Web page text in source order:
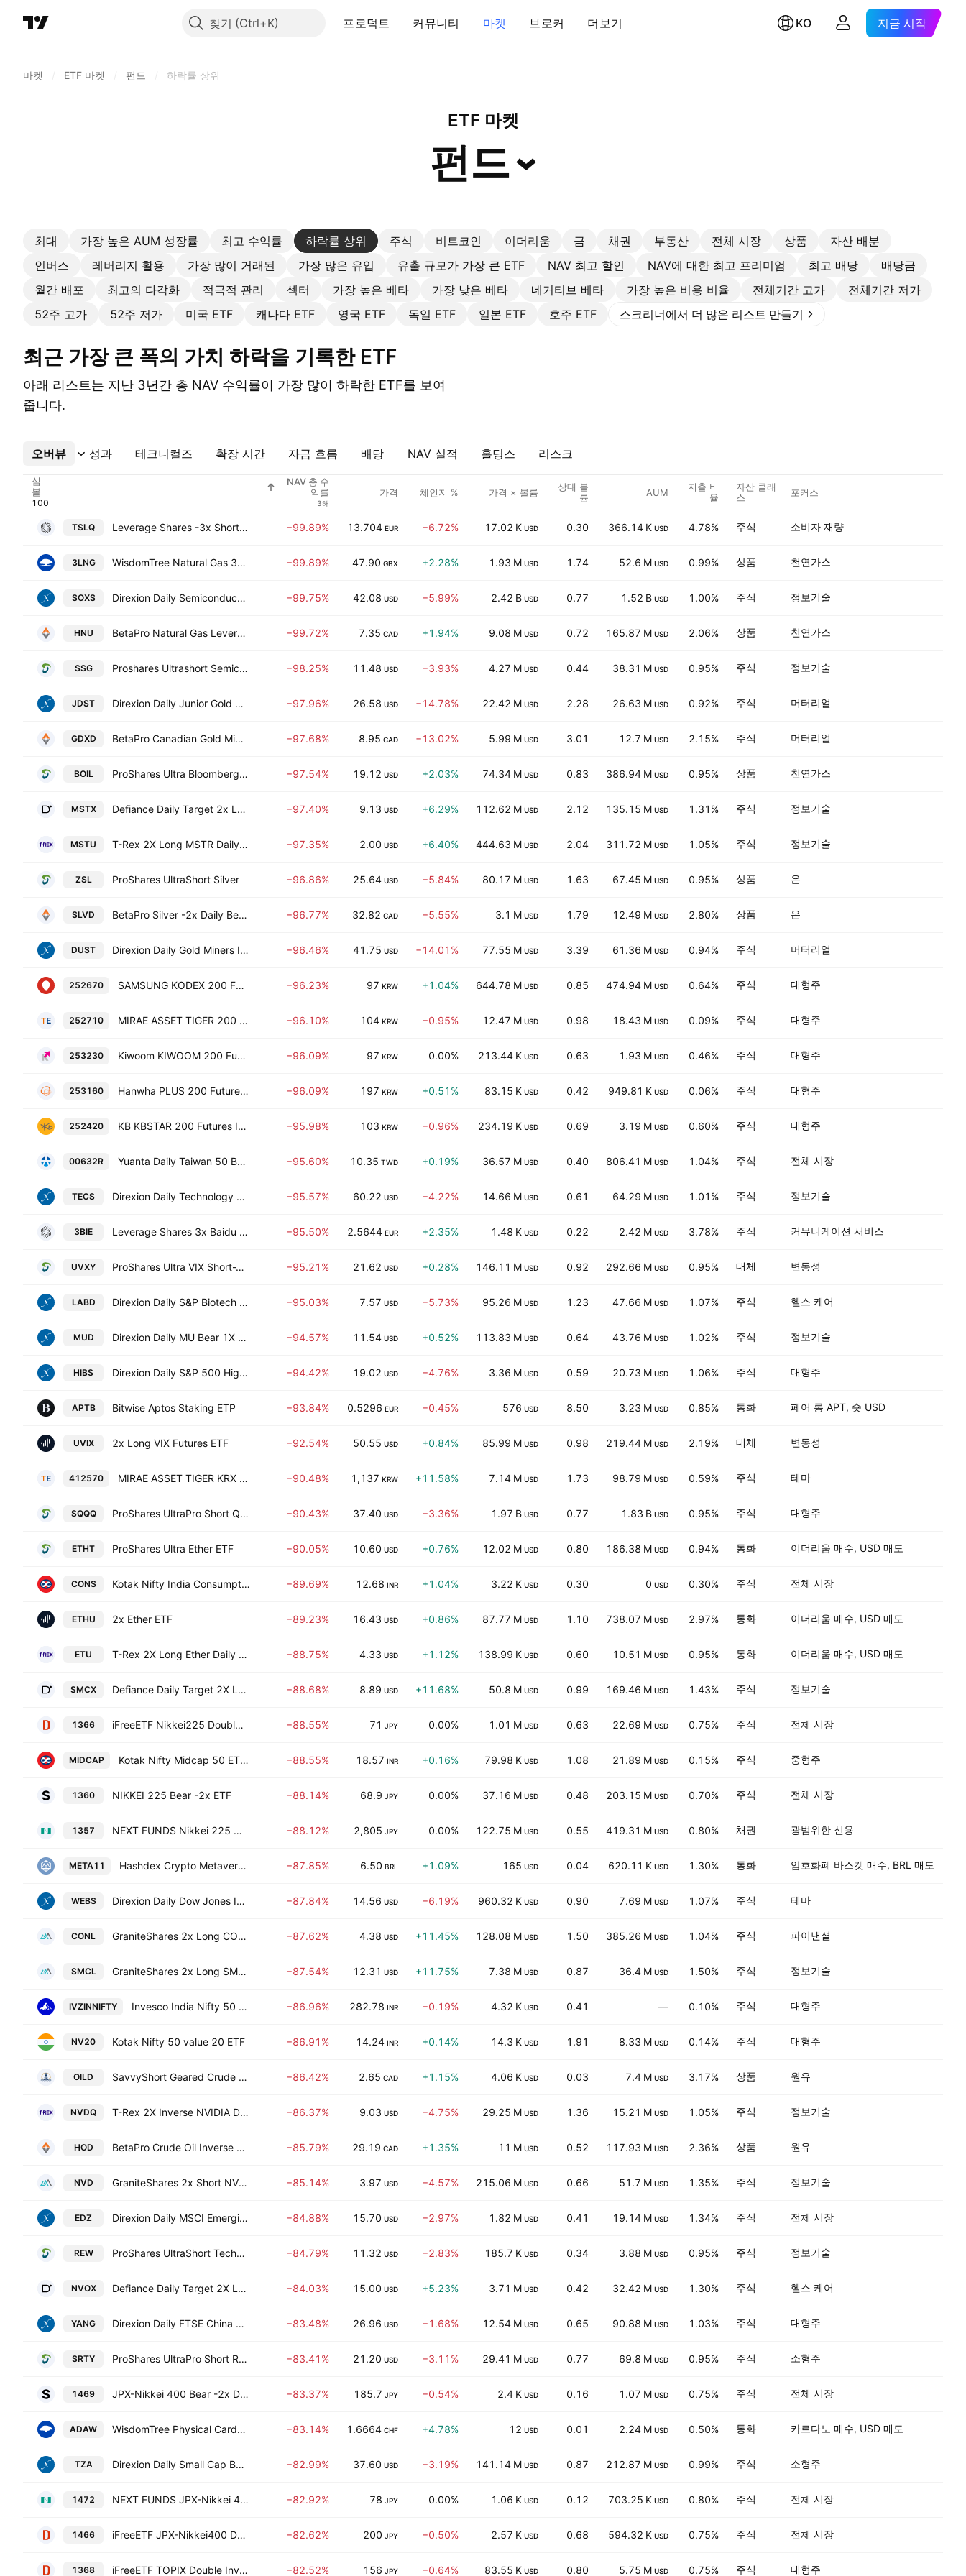
찾기 프로덕트 커뮤니티 마켓 브로커 더보기 KO 지금 시작
마켓 ETF 마켓 펀드 하락률 상위
ETF 마켓
펀드
최대 가장 높은 AUM 성장률 최고 수익률 하락률 상위 주식 비트코인 이더리움 금 채권 부동산 전체 시장 상품
자산 배분
인버스
레버리지 활용 가장 많이 거래된 가장 많은 유입 유출 규모가 가장 큰 ETF NAV 최고 할인 NAV에 대한 최고 프리미엄 최고 배당
배당금
월간 배포
최고의 다각화 적극적 관리 섹터 가장 높은 베타 가장 낮은 베타 네거티브 베타 가장 높은 비용 비율 전체기간 고가
전체기간 저가
52주 고가
52주 저가 미국 ETF 캐나다 ETF 영국 ETF 독일 ETF 일본 ETF 호주 ETF 스크리너에서 더 많은 리스트 만들기
최근 가장 큰 폭의 가치 하락을 기록한 ETF
아래 리스트는 지난 3년간 총 NAV 수익률이 가장 많이 하락한 ETF를 보여
줍니다.
오버뷰 성과 테크니컬즈 확장 시간 자금 흐름 배당 NAV 실적 홀딩스 리스크
더보기
심
볼
NAV 총 수
익률
3해
가격 체인지 % 가격 × 볼륨
상대 볼
륨
AUM
지출 비
율
자산 클래
스
포커스
TSLQ Leverage Shares -3x Short Tesla ETP −99.89% 13.704 EUR −6.72% 17.02 K USD 0.30 366.14 K USD 4.78% 주식 소비자 재량
3LNG WisdomTree Natural Gas 3x Daily Leveraged −99.89% 47.90 GBX +2.28% 1.93 M USD 1.74 52.6 M USD 0.99% 상품 천연가스
SOXS Direxion Daily Semiconductor Bear 3X ETF −99.75% 42.08 USD −5.99% 2.42 B USD 0.77 1.52 B USD 1.00% 주식 정보기술
HNU BetaPro Natural Gas Leveraged Daily Bull ETF −99.72% 7.35 CAD +1.94% 9.08 M USD 0.72 165.87 M USD 2.06% 상품 천연가스
SSG Proshares Ultrashort Semiconductors −98.25% 11.48 USD −3.93% 4.27 M USD 0.44 38.31 M USD 0.95% 주식 정보기술
JDST Direxion Daily Junior Gold Miners Index Bear 2X ETF −97.96% 26.58 USD −14.78% 22.42 M USD 2.28 26.63 M USD 0.92% 주식 머터리얼
GDXD BetaPro Canadian Gold Miners -2x Daily Bear ETF −97.68% 8.95 CAD −13.02% 5.99 M USD 3.01 12.7 M USD 2.15% 주식 머터리얼
BOIL ProShares Ultra Bloomberg Natural Gas −97.54% 19.12 USD +2.03% 74.34 M USD 0.83 386.94 M USD 0.95% 상품 천연가스
MSTX Defiance Daily Target 2x Long MSTR ETF −97.40% 9.13 USD +6.29% 112.62 M USD 2.12 135.15 M USD 1.31% 주식 정보기술
MSTU T-Rex 2X Long MSTR Daily Target ETF −97.35% 2.00 USD +6.40% 444.63 M USD 2.04 311.72 M USD 1.05% 주식 정보기술
ZSL ProShares UltraShort Silver −96.86% 25.64 USD −5.84% 80.17 M USD 1.63 67.45 M USD 0.95% 상품 은
SLVD BetaPro Silver -2x Daily Bear ETF −96.77% 32.82 CAD −5.55% 3.1 M USD 1.79 12.49 M USD 2.80% 상품 은
DUST Direxion Daily Gold Miners Index Bear 2X ETF −96.46% 41.75 USD −14.01% 77.55 M USD 3.39 61.36 M USD 0.94% 주식 머터리얼
252670 SAMSUNG KODEX 200 Futures Inverse 2x ETF −96.23% 97 KRW +1.04% 644.78 M USD 0.85 474.94 M USD 0.64% 주식 대형주
252710 MIRAE ASSET TIGER 200 Futures Inverse 2x ETF −96.10% 104 KRW −0.95% 12.47 M USD 0.98 18.43 M USD 0.09% 주식 대형주
253230 Kiwoom KIWOOM 200 Futures Inverse 2X ETF Units −96.09% 97 KRW 0.00% 213.44 K USD 0.63 1.93 M USD 0.46% 주식 대형주
253160 Hanwha PLUS 200 Futures Inverse 2X ETF −96.09% 197 KRW +0.51% 83.15 K USD 0.42 949.81 K USD 0.06% 주식 대형주
252420 KB KBSTAR 200 Futures Inverse 2X ETF −95.98% 103 KRW −0.96% 234.19 K USD 0.69 3.19 M USD 0.60% 주식 대형주
00632R Yuanta Daily Taiwan 50 Bear -1X ETF −95.60% 10.35 TWD +0.19% 36.57 M USD 0.40 806.41 M USD 1.04% 주식 전체 시장
TECS Direxion Daily Technology Bear 3X ETF −95.57% 60.22 USD −4.22% 14.66 M USD 0.61 64.29 M USD 1.01% 주식 정보기술
3BIE Leverage Shares 3x Baidu ETP −95.50% 2.5644 EUR +2.35% 1.48 K USD 0.22 2.42 M USD 3.78% 주식 커뮤니케이션 서비스
UVXY ProShares Ultra VIX Short-Term Futures ETF −95.21% 21.62 USD +0.28% 146.11 M USD 0.92 292.66 M USD 0.95% 대체 변동성
LABD Direxion Daily S&P Biotech Bear 3X ETF −95.03% 7.57 USD −5.73% 95.26 M USD 1.23 47.66 M USD 1.07% 주식 헬스 케어
MUD Direxion Daily MU Bear 1X ETF −94.57% 11.54 USD +0.52% 113.83 M USD 0.64 43.76 M USD 1.02% 주식 정보기술
HIBS Direxion Daily S&P 500 High Beta Bear 3X ETF −94.42% 19.02 USD −4.76% 3.36 M USD 0.59 20.73 M USD 1.06% 주식 대형주
APTB Bitwise Aptos Staking ETP −93.84% 0.5296 EUR −0.45% 576 USD 8.50 3.23 M USD 0.85% 통화 페어 롱 APT, 숏 USD
UVIX 2x Long VIX Futures ETF −92.54% 50.55 USD +0.84% 85.99 M USD 0.98 219.44 M USD 2.19% 대체 변동성
412570 MIRAE ASSET TIGER KRX SECONDARY BATTERY K-NEW DEAL LEVERAGE ETF Units −90.48% 1,137 KRW +11.58% 7.14 M USD 1.73 98.79 M USD 0.59% 주식 테마
SQQQ ProShares UltraPro Short QQQ −90.43% 37.40 USD −3.36% 1.97 B USD 0.77 1.83 B USD 0.95% 주식 대형주
ETHT ProShares Ultra Ether ETF −90.05% 10.60 USD +0.76% 12.02 M USD 0.80 186.38 M USD 0.94% 통화 이더리움 매수, USD 매도
CONS Kotak Nifty India Consumption ETF −89.69% 12.68 INR +1.04% 3.22 K USD 0.30 0 USD 0.30% 주식 전체 시장
ETHU 2x Ether ETF −89.23% 16.43 USD +0.86% 87.77 M USD 1.10 738.07 M USD 2.97% 통화 이더리움 매수, USD 매도
ETU T-Rex 2X Long Ether Daily Target ETF −88.75% 4.33 USD +1.12% 138.99 K USD 0.60 10.51 M USD 0.95% 통화 이더리움 매수, USD 매도
SMCX Defiance Daily Target 2X Long SMCI ETF −88.68% 8.89 USD +11.68% 50.8 M USD 0.99 169.46 M USD 1.43% 주식 정보기술
1366 iFreeETF Nikkei225 Double Inverse Index −88.55% 71 JPY 0.00% 1.01 M USD 0.63 22.69 M USD 0.75% 주식 전체 시장
MIDCAP Kotak Nifty Midcap 50 ETF Exchange Traded Fund Units −88.55% 18.57 INR +0.16% 79.98 K USD 1.08 21.89 M USD 0.15% 주식 중형주
1360 NIKKEI 225 Bear -2x ETF −88.14% 68.9 JPY 0.00% 37.16 M USD 0.48 203.15 M USD 0.70% 주식 전체 시장
1357 NEXT FUNDS Nikkei 225 Double Inverse ETF −88.12% 2,805 JPY 0.00% 122.75 M USD 0.55 419.31 M USD 0.80% 채권 광범위한 신용
META11 Hashdex Crypto Metaverse Index Fund −87.85% 6.50 BRL +1.09% 165 USD 0.04 620.11 K USD 1.30% 통화 암호화폐 바스켓 매수, BRL 매도
WEBS Direxion Daily Dow Jones Internet Bear 3X ETF −87.84% 14.56 USD −6.19% 960.32 K USD 0.90 7.69 M USD 1.07% 주식 테마
CONL GraniteShares 2x Long COIN Daily ETF −87.62% 4.38 USD +11.45% 128.08 M USD 1.50 385.26 M USD 1.04% 주식 파이낸셜
SMCL GraniteShares 2x Long SMCI Daily ETF −87.54% 12.31 USD +11.75% 7.38 M USD 0.87 36.4 M USD 1.50% 주식 정보기술
IVZINNIFTY Invesco India Nifty 50 ETF −86.96% 282.78 INR −0.19% 4.32 K USD 0.41 — 0.10% 주식 대형주
NV20 Kotak Nifty 50 value 20 ETF −86.91% 14.24 INR +0.14% 14.3 K USD 1.91 8.33 M USD 0.14% 주식 대형주
OILD SavvyShort Geared Crude Oil ETF −86.42% 2.65 CAD +1.15% 4.06 K USD 0.03 7.4 M USD 3.17% 상품 원유
NVDQ T-Rex 2X Inverse NVIDIA Daily Target ETF −86.37% 9.03 USD −4.75% 29.25 M USD 1.36 15.21 M USD 1.05% 주식 정보기술
HOD BetaPro Crude Oil Inverse Leveraged Daily Bear ETF −85.79% 29.19 CAD +1.35% 11 M USD 0.52 117.93 M USD 2.36% 상품 원유
NVD GraniteShares 2x Short NVDA Daily ETF −85.14% 3.97 USD −4.57% 215.06 M USD 0.66 51.7 M USD 1.35% 주식 정보기술
EDZ Direxion Daily MSCI Emerging Markets Bear 3X ETF −84.88% 15.70 USD −2.97% 1.82 M USD 0.41 19.14 M USD 1.34% 주식 전체 시장
REW ProShares UltraShort Technology −84.79% 11.32 USD −2.83% 185.7 K USD 0.34 3.88 M USD 0.95% 주식 정보기술
NVOX Defiance Daily Target 2X Long NVO ETF −84.03% 15.00 USD +5.23% 3.71 M USD 0.42 32.42 M USD 1.30% 주식 헬스 케어
YANG Direxion Daily FTSE China Bear 3X ETF −83.48% 26.96 USD −1.68% 12.54 M USD 0.65 90.88 M USD 1.03% 주식 대형주
SRTY ProShares UltraPro Short Russell2000 −83.41% 21.20 USD −3.11% 29.41 M USD 0.77 69.8 M USD 0.95% 주식 소형주
1469 JPX-Nikkei 400 Bear -2x Double Inverse ETF −83.37% 185.7 JPY −0.54% 2.4 K USD 0.16 1.07 M USD 0.75% 주식 전체 시장
ADAW WisdomTree Physical Cardano −83.14% 1.6664 CHF +4.78% 12 USD 0.01 2.24 M USD 0.50% 통화 카르다노 매수, USD 매도
TZA Direxion Daily Small Cap Bear 3X ETF −82.99% 37.60 USD −3.19% 141.14 M USD 0.87 212.87 M USD 0.99% 주식 소형주
1472 NEXT FUNDS JPX-Nikkei 400 Double Inverse Index ETF −82.92% 78 JPY 0.00% 1.06 K USD 0.12 703.25 K USD 0.80% 주식 전체 시장
1466 iFreeETF JPX-Nikkei400 Double Inverse (-2x) Index −82.62% 200 JPY −0.50% 2.57 K USD 0.68 594.32 K USD 0.75% 주식 전체 시장
1368 iFreeETF TOPIX Double Inverse (-2x) Index −82.52% 156 JPY −0.64% 83.55 K USD 0.80 5.75 M USD 0.75% 주식 대형주